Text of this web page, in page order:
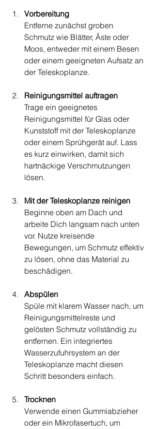
Vorbereitung
Entferne zunächst groben
Schmutz wie Blätter, Äste oder
Moos, entweder mit einem Besen
oder einem geeigneten Aufsatz an
der Teleskoplanze.
Reinigungsmittel auftragen
Trage ein geeignetes
Reinigungsmittel für Glas oder
Kunststoff mit der Teleskoplanze
oder einem Sprühgerät auf. Lass
es kurz einwirken, damit sich
hartnäckige Verschmutzungen
lösen.
Mit der Teleskoplanze reinigen
Beginne oben am Dach und
arbeite Dich langsam nach unten
vor. Nutze kreisende
Bewegungen, um Schmutz effektiv
zu lösen, ohne das Material zu
beschädigen.
Abspülen
Spüle mit klarem Wasser nach, um
Reinigungsmittelreste und
gelösten Schmutz vollständig zu
entfernen. Ein integriertes
Wasserzufuhrsystem an der
Teleskoplanze macht diesen
Schritt besonders einfach.
Trocknen
Verwende einen Gummiabzieher
oder ein Mikrofasertuch, um